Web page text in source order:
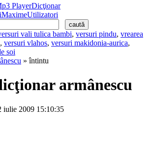
PlayerDicţionar
MaximeUtilizatori
vali tulica bambi, versuri pindu, vrearea
, versuri vlahos, versuri makidonia-aurica,
soi
» întintu
armânescu
iulie 2009 15:10:35